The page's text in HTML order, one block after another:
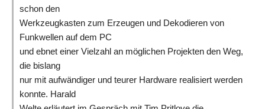
schon den
Werkzeugkasten zum Erzeugen und Dekodieren von
Funkwellen auf dem PC
und ebnet einer Vielzahl an möglichen Projekten den Weg,
die bislang
nur mit aufwändiger und teurer Hardware realisiert werden
konnte. Harald